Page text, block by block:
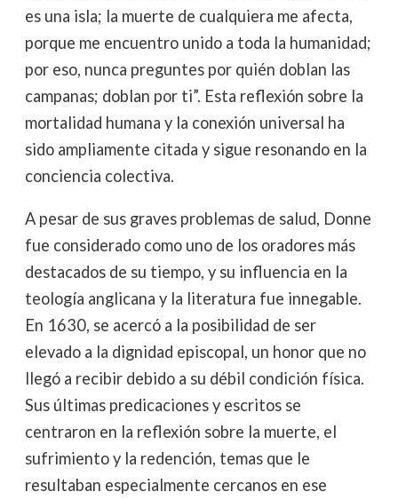
es una isla; la muerte de cualquiera me afecta,
porque me encuentro unido a toda la humanidad;
por eso, nunca preguntes por quién doblan las
campanas; doblan por ti”. Esta reflexión sobre la
mortalidad humana y la conexión universal ha
sido ampliamente citada y sigue resonando en la
conciencia colectiva.
A pesar de sus graves problemas de salud, Donne
fue considerado como uno de los oradores más
destacados de su tiempo, y su influencia en la
teología anglicana y la literatura fue innegable.
En 1630, se acercó a la posibilidad de ser
elevado a la dignidad episcopal, un honor que no
llegó a recibir debido a su débil condición física.
Sus últimas predicaciones y escritos se
centraron en la reflexión sobre la muerte, el
sufrimiento y la redención, temas que le
resultaban especialmente cercanos en ese